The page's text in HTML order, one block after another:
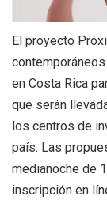
+
+ SALA
El proyecto
en Costa Rica
que serán
los centros de
país. Las
medianoche de
inscripción en